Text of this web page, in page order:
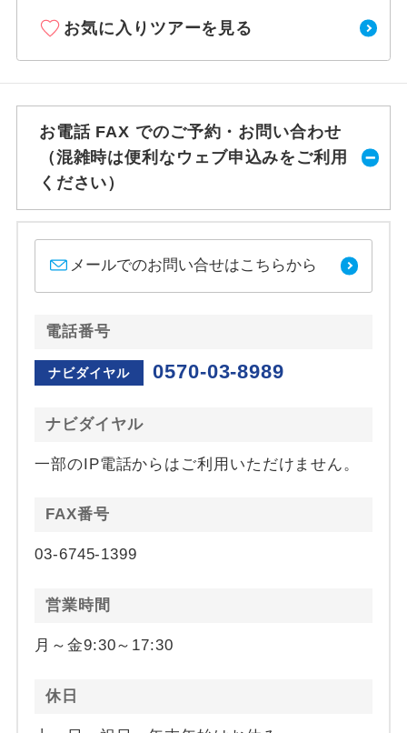
お気に入りツアーを見る
お電話 FAX でのご予約・お問い合わせ
（混雑時は便利なウェブ申込みをご利用
ください）
メールでのお問い合せはこちらから
電話番号
ナビダイヤル 0570-03-8989
ナビダイヤル
一部のIP電話からはご利用いただけません。
FAX番号
03-6745-1399
営業時間
月～金9:30～17:30
休日